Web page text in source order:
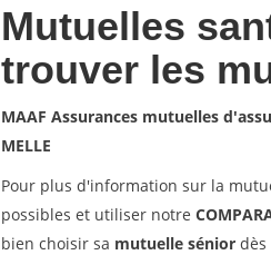
Mutuelles
trouver les
MAAF Assurances mutuelles
MELLE
Pour plus d'information sur la
possibles et utiliser notre
bien choisir sa mutuelle sénior dès